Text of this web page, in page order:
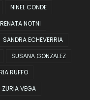
NINEL CONDE
RENATA NOTNI
SANDRA ECHEVERRIA
SUSANA GONZALEZ
RUFFO
ZURIA VEGA